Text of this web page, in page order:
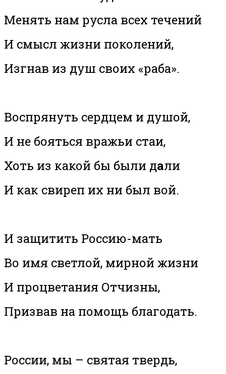
Менять нам русла всех течений
И смысл жизни поколений,
Изгнав из душ своих «раба».
Воспрянуть сердцем и душой,
И не бояться вражьи стаи,
Хоть из какой бы были дали
И как свиреп их ни был вой.
И защитить Россию-мать
Во имя светлой, мирной жизни
И процветания Отчизны,
Призвав на помощь благодать.
России, мы – святая твердь,